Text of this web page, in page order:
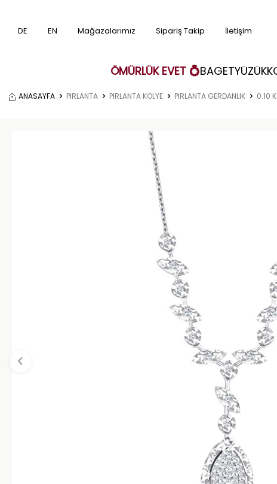
DE EN Mağazalarımız Sipariş Takip İletişim
ÖMÜRLÜK EVET 💍BAGETYÜZÜK
ANASAYFA PIRLANTA PIRLANTA KOLYE PIRLANTA GERDANLIK 0.10